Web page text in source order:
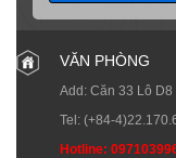
VĂN PHÒNG
Add: Căn 33 Lô
Tel: (+84-
Hotline: